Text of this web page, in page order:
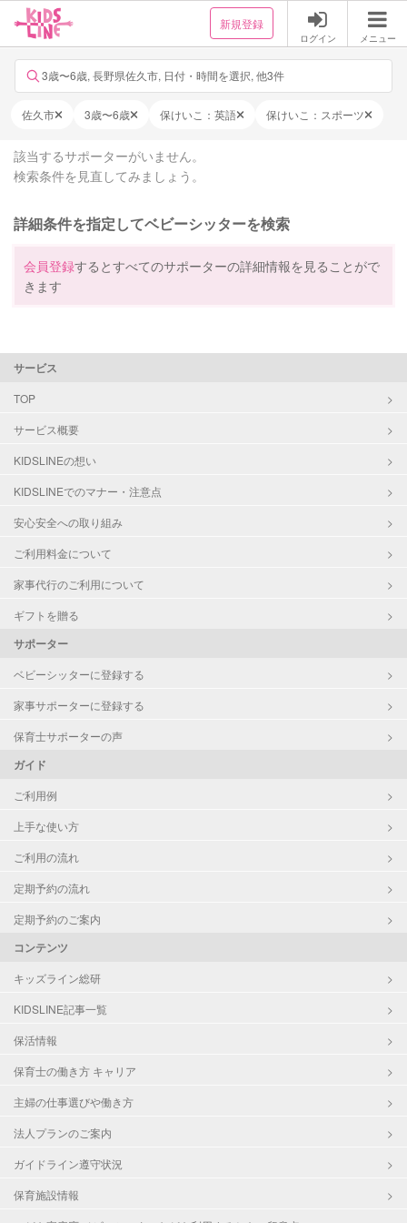
新規登録
ログイン メニュー
3歳〜6歳, 長野県佐久市, 日付・時間を選択, 他3件
佐久市 3歳〜6歳 保けいこ：英語 保けいこ：スポーツ
該当するサポーターがいません。
検索条件を見直してみましょう。
詳細条件を指定してベビーシッターを検索
会員登録するとすべてのサポーターの詳細情報を見ることがで
きます
サービス
TOP
サービス概要
KIDSLINEの想い
KIDSLINEでのマナー・注意点
安心安全への取り組み
ご利用料金について
家事代行のご利用について
ギフトを贈る
サポーター
ベビーシッターに登録する
家事サポーターに登録する
保育士サポーターの声
ガイド
ご利用例
上手な使い方
ご利用の流れ
定期予約の流れ
定期予約のご案内
コンテンツ
キッズライン総研
KIDSLINE記事一覧
保活情報
保育士の働き方 キャリア
主婦の仕事選びや働き方
法人プランのご案内
ガイドライン遵守状況
保育施設情報